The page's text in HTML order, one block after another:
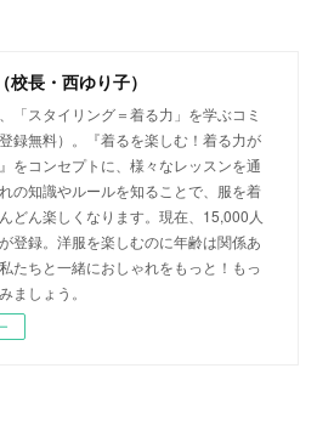
校長・西ゆり子）
「スタイリング＝着る力」を学ぶコミ
録無料）。『着るを楽しむ！着る力が
をコンセプトに、様々なレッスンを通
の知識やルールを知ることで、服を着
どん楽しくなります。現在、15,000人
登録。洋服を楽しむのに年齢は関係あ
たちと一緒におしゃれをもっと！もっ
ましょう。